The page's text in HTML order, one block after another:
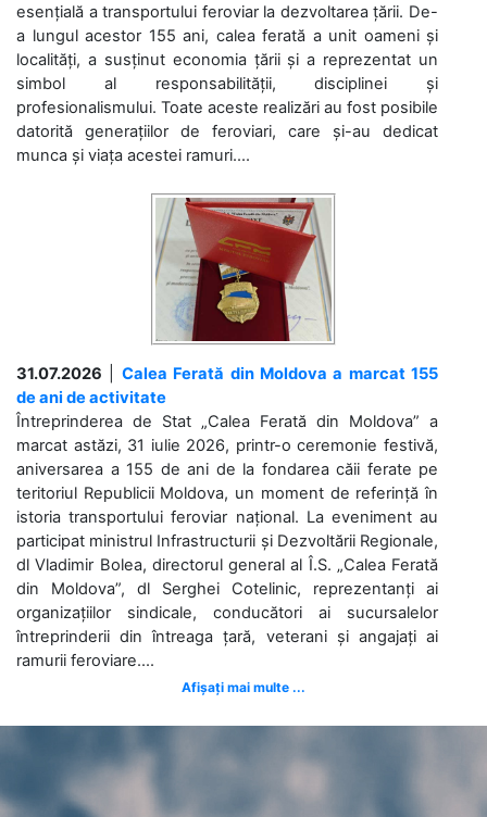
esențială a transportului feroviar la dezvoltarea țării. De-
a lungul acestor 155 ani, calea ferată a unit oameni și
localități, a susținut economia țării și a reprezentat un
simbol al responsabilității, disciplinei și
profesionalismului. Toate aceste realizări au fost posibile
datorită generațiilor de feroviari, care și-au dedicat
munca și viața acestei ramuri....
31.07.2026
Calea Ferată din Moldova a marcat 155
de ani de activitate
Întreprinderea de Stat „Calea Ferată din Moldova” a
marcat astăzi, 31 iulie 2026, printr-o ceremonie festivă,
aniversarea a 155 de ani de la fondarea căii ferate pe
teritoriul Republicii Moldova, un moment de referință în
istoria transportului feroviar național. La eveniment au
participat ministrul Infrastructurii și Dezvoltării Regionale,
dl Vladimir Bolea, directorul general al Î.S. „Calea Ferată
din Moldova”, dl Serghei Cotelinic, reprezentanți ai
organizațiilor sindicale, conducători ai sucursalelor
întreprinderii din întreaga țară, veterani și angajați ai
ramurii feroviare....
Afișați mai multe ...